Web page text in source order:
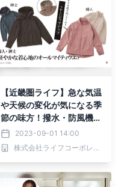
【近畿圏ライフ】急な気温
や天候の変化が気になる季
節の味方！撥水・防風機能
を施した「軽やかな着心地
のオールマイティウェア」
を新発売
2023-09-01 14:00
株式会社ライフコーポレーション